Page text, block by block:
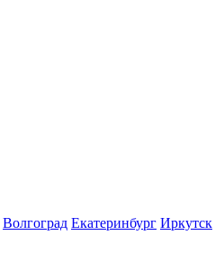
Волгоград Екатеринбург Иркутск